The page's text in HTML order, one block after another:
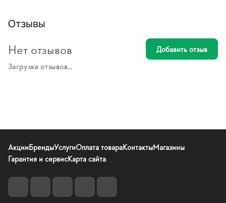
Отзывы
Загрузка отзывов...
Нет отзывов Добавить отзыв
АкцииБрендыУслугиОплата товараКонтактыМагазины
Гарантия и сервисКарта сайта